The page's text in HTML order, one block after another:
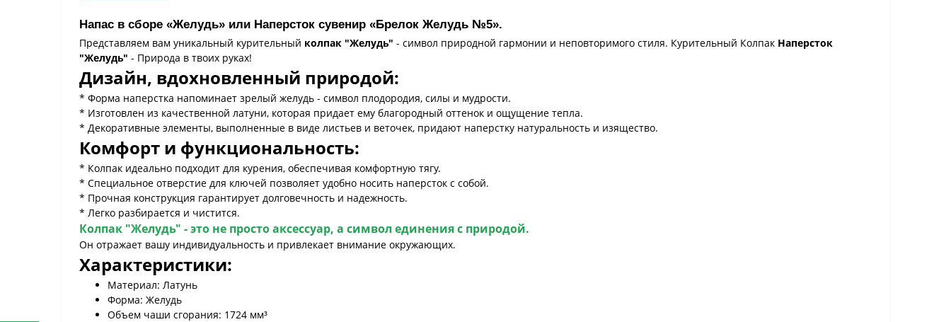
Напас в сборе «Желудь» или Наперсток сувенир «Брелок Желудь №5».
Представляем вам уникальный курительный колпак "Желудь" - символ природной гармонии и неповторимого стиля. Курительный Колпак Наперсток
"Желудь" - Природа в твоих руках!
Дизайн, вдохновленный природой:
* Форма наперстка напоминает зрелый желудь - символ плодородия, силы и мудрости.
* Изготовлен из качественной латуни, которая придает ему благородный оттенок и ощущение тепла.
* Декоративные элементы, выполненные в виде листьев и веточек, придают наперстку натуральность и изящество.
Комфорт и функциональность:
* Колпак идеально подходит для курения, обеспечивая комфортную тягу.
* Специальное отверстие для ключей позволяет удобно носить наперсток с собой.
* Прочная конструкция гарантирует долговечность и надежность.
* Легко разбирается и чистится.
Колпак "Желудь" - это не просто аксессуар, а символ единения с природой.
Он отражает вашу индивидуальность и привлекает внимание окружающих.
Характеристики:
Материал: Латунь
Форма: Желудь
Объем чаши сгорания: 1724 мм³